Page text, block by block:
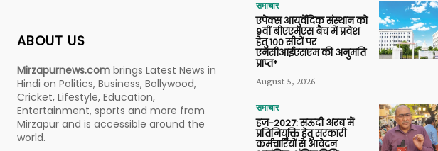
ABOUT US
Mirzapurnews.com brings Latest News in
Hindi on Politics, Business, Bollywood,
Cricket, Lifestyle, Education,
Entertainment, sports and more from
Mirzapur and is accessible around the
world.
समाचार
एपेक्स आयुर्वेदिक संस्थान को
9वीं बीएएमएस बैच में प्रवेश
हेतु 100 सीटों पर
एनसीआईएसएम की अनुमति
प्राप्त*
August 5, 2026
समाचार
हज-2027: सऊदी अरब में
प्रतिनियुक्ति हेतु सरकारी
कर्मचारियों से आवेदन